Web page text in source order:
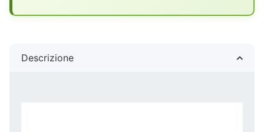
Descrizione